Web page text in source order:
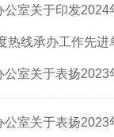
年延津县封闭城区和先进制造
热线承办工作先进
关于表扬2023年度
关于表扬2023年度延